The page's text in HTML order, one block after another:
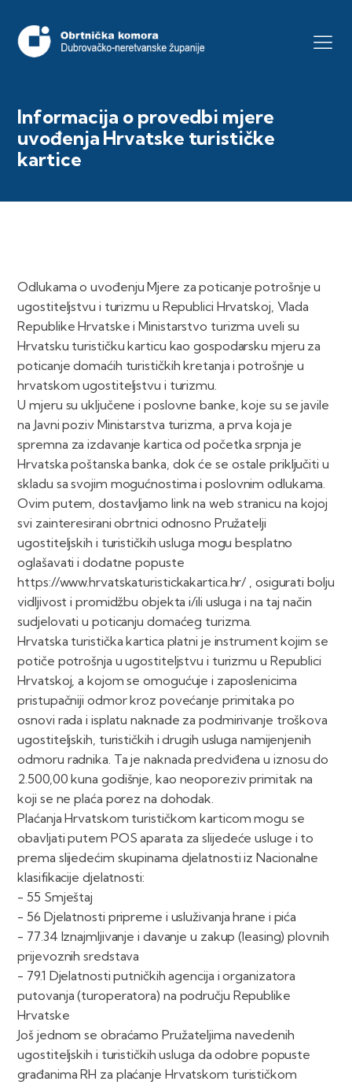
Informacija o provedbi mjere
uvođenja Hrvatske turističke
kartice
Odlukama o uvođenju Mjere za poticanje potrošnje u
ugostiteljstvu i turizmu u Republici Hrvatskoj, Vlada
Republike Hrvatske i Ministarstvo turizma uveli su
Hrvatsku turističku karticu kao gospodarsku mjeru za
poticanje domaćih turističkih kretanja i potrošnje u
hrvatskom ugostiteljstvu i turizmu.
U mjeru su uključene i poslovne banke, koje su se javile
na Javni poziv Ministarstva turizma, a prva koja je
spremna za izdavanje kartica od početka srpnja je
Hrvatska poštanska banka, dok će se ostale priključiti u
skladu sa svojim mogućnostima i poslovnim odlukama.
Ovim putem, dostavljamo link na web stranicu na kojoj
svi zainteresirani obrtnici odnosno Pružatelji
ugostiteljskih i turističkih usluga mogu besplatno
oglašavati i dodatne popuste
https://www.hrvatskaturistickakartica.hr/ , osigurati bolju
vidljivost i promidžbu objekta i/ili usluga i na taj način
sudjelovati u poticanju domaćeg turizma.
Hrvatska turistička kartica platni je instrument kojim se
potiče potrošnja u ugostiteljstvu i turizmu u Republici
Hrvatskoj, a kojom se omogućuje i zaposlenicima
pristupačniji odmor kroz povećanje primitaka po
osnovi rada i isplatu naknade za podmirivanje troškova
ugostiteljskih, turističkih i drugih usluga namijenjenih
odmoru radnika. Ta je naknada predviđena u iznosu do
2.500,00 kuna godišnje, kao neoporeziv primitak na
koji se ne plaća porez na dohodak.
Plaćanja Hrvatskom turističkom karticom mogu se
obavljati putem POS aparata za slijedeće usluge i to
prema slijedećim skupinama djelatnosti iz Nacionalne
klasifikacije djelatnosti:
- 55 Smještaj
- 56 Djelatnosti pripreme i usluživanja hrane i pića
- 77.34 Iznajmljivanje i davanje u zakup (leasing) plovnih
prijevoznih sredstava
- 79.1 Djelatnosti putničkih agencija i organizatora
putovanja (turoperatora) na području Republike
Hrvatske
Još jednom se obraćamo Pružateljima navedenih
ugostiteljskih i turističkih usluga da odobre popuste
građanima RH za plaćanje Hrvatskom turističkom